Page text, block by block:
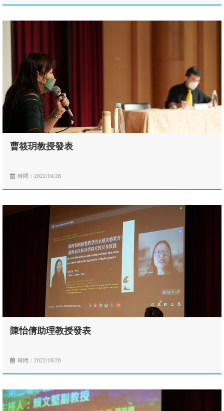
曹筱玥教授發表
時間：2022/10/28
陳怡倩助理教授發表
時間：2022/10/28